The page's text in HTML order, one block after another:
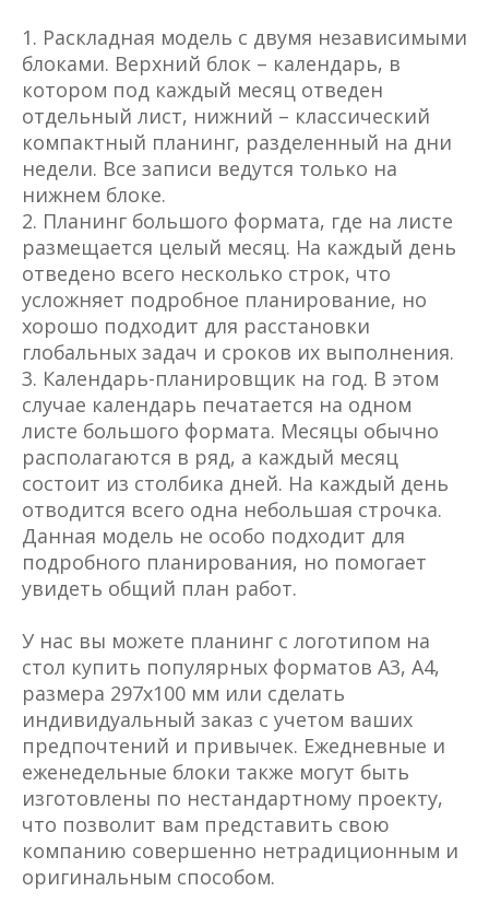
Раскладная модель с двумя независимыми
блоками. Верхний блок – календарь, в
котором под каждый месяц отведен
отдельный лист, нижний – классический
компактный планинг, разделенный на дни
недели. Все записи ведутся только на
нижнем блоке.
Планинг большого формата, где на листе
размещается целый месяц. На каждый день
отведено всего несколько строк, что
усложняет подробное планирование, но
хорошо подходит для расстановки
глобальных задач и сроков их выполнения.
Календарь-планировщик на год. В этом
случае календарь печатается на одном
листе большого формата. Месяцы обычно
располагаются в ряд, а каждый месяц
состоит из столбика дней. На каждый день
отводится всего одна небольшая строчка.
Данная модель не особо подходит для
подробного планирования, но помогает
увидеть общий план работ.
У нас вы можете планинг с логотипом на
стол купить популярных форматов A3, A4,
размера 297x100 мм или сделать
индивидуальный заказ с учетом ваших
предпочтений и привычек. Ежедневные и
еженедельные блоки также могут быть
изготовлены по нестандартному проекту,
что позволит вам представить свою
компанию совершенно нетрадиционным и
оригинальным способом.